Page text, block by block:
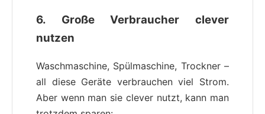
6. Große Verbraucher clever
nutzen
Waschmaschine, Spülmaschine, Trockner –
all diese Geräte verbrauchen viel Strom.
Aber wenn man sie clever nutzt, kann man